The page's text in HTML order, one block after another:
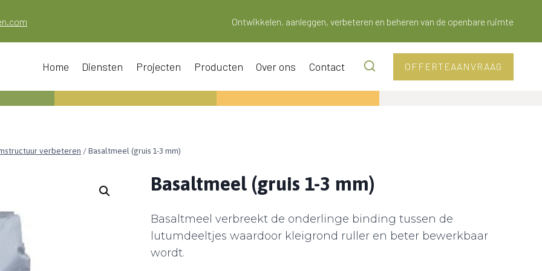
Ontwikkelen, aanleggen, verbeteren en beheren van de openbare ruimte
Home Diensten Projecten Producten Over ons Contact OFFERTEAANVRAAG
verbeteren /Basaltmeel (gruis 1-3 mm)
Basaltmeel (gruis 1-3 mm)
Basaltmeel verbreekt de onderlinge binding tussen de
lutumdeeltjes waardoor kleigrond ruller en beter bewerkbaar
wordt.